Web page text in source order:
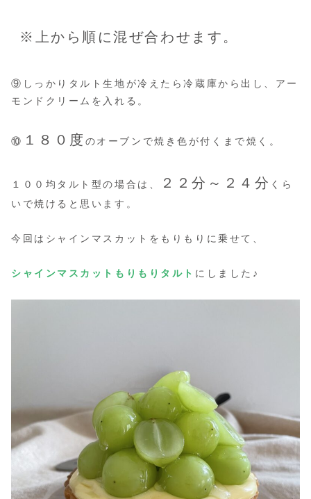
※上から順に混ぜ合わせます。
⑨しっかりタルト生地が冷えたら冷蔵庫から出し、アー
モンドクリームを入れる。
⑩ １８０度 のオーブンで焼き色が付くまで焼く。
１００均タルト型の場合は、 ２２分～２４分 くら
いで焼けると思います。
今回はシャインマスカットをもりもりに乗せて、
シャインマスカットもりもりタルト にしました♪